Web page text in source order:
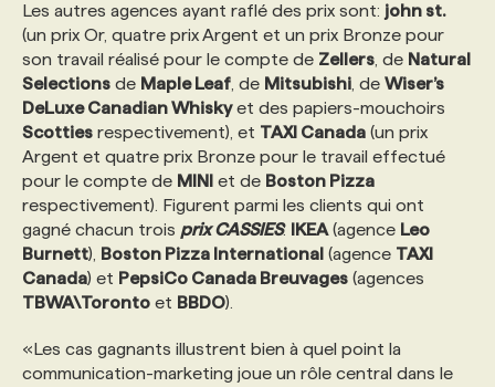
Les autres agences ayant raflé des prix sont: john st.
(un prix Or, quatre prix Argent et un prix Bronze pour
son travail réalisé pour le compte de Zellers , de Natural
Selections de Maple Leaf , de Mitsubishi , de Wiser’s
DeLuxe Canadian Whiskyet des papiers-mouchoirs
Scotties respectivement), et TAXI Canada (un prix
Argent et quatre prix Bronze pour le travail effectué
pour le compte de MINI et de Boston Pizza
respectivement). Figurent parmi les clients qui ont
gagné chacun trois prix CASSIES: IKEA (agence Leo
Burnett), Boston Pizza International (agence TAXI
Canada) et PepsiCo Canada Breuvages (agences
TBWA\Toronto et BBDO).
«Les cas gagnants illustrent bien à quel point la
communication-marketing joue un rôle central dans le